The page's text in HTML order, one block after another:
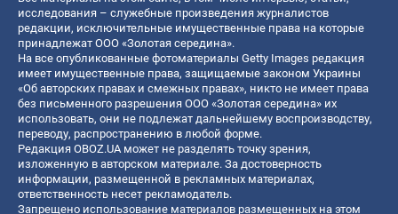
исследования – служебные произведения журналистов
редакции, исключительные имущественные права на которые
принадлежат ООО «Золотая середина».
На все опубликованные фотоматериалы Getty Images редакция
имеет имущественные права, защищаемые законом Украины
«Об авторских правах и смежных правах», никто не имеет права
без письменного разрешения ООО «Золотая середина» их
использовать, они не подлежат дальнейшему воспроизводству,
переводу, распространению в любой форме.
Редакция OBOZ.UA может не разделять точку зрения,
изложенную в авторском материале. За достоверность
информации, размещенной в рекламных материалах,
ответственность несет рекламодатель.
Запрещено использование материалов размещенных на этом